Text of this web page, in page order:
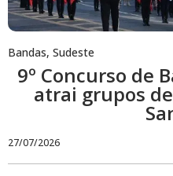
Bandas, Sudeste
9º Concurso de
atrai grupos
27/07/2026